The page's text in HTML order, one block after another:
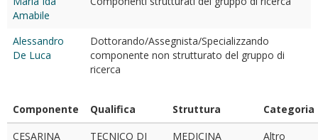
Amabile
Alessandro
De Luca
Dottorando/Assegnista/Specializzando
componente non strutturato del gruppo di
ricerca
Componente Qualifica Struttura
Categoria
CESARINA
TECNICO DI
MEDICINA
Altro